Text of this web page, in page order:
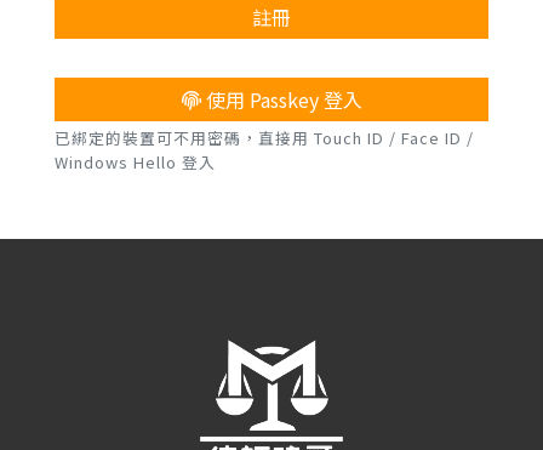
註冊
使用 Passkey 登入
已綁定的裝置可不用密碼，直接用 Touch ID / Face ID /
Windows Hello 登入